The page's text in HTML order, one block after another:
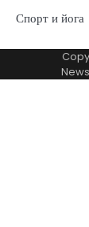
Спорт и йога